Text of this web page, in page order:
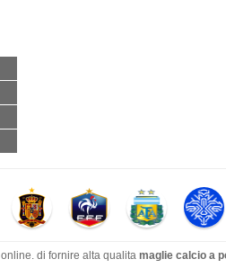
online. di fornire alta qualita maglie calcio a